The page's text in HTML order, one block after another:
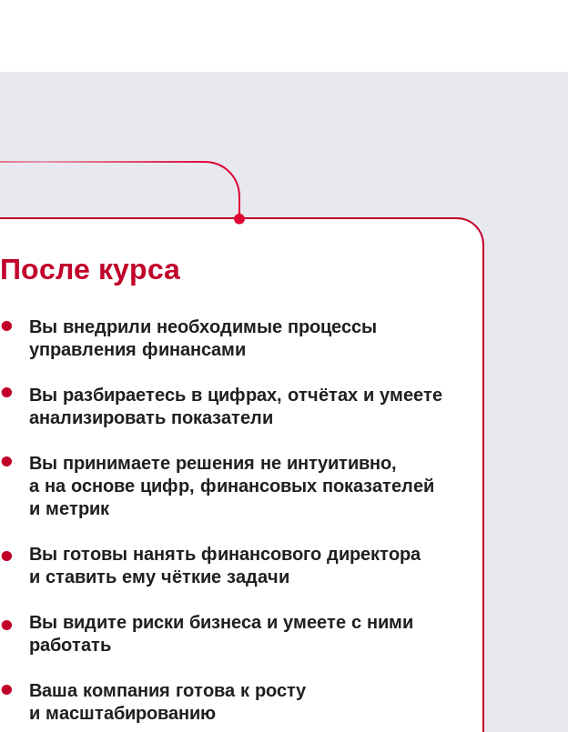
После курса
Вы внедрили необходимые процессы
управления финансами
Вы разбираетесь в цифрах, отчётах и умеете
анализировать показатели
Вы принимаете решения не интуитивно,
а на основе цифр, финансовых показателей
и метрик
Вы готовы нанять финансового директора
и ставить ему чёткие задачи
Вы видите риски бизнеса и умеете с ними
работать
Ваша компания готова к росту
и масштабированию
•
•
•
•
•
•